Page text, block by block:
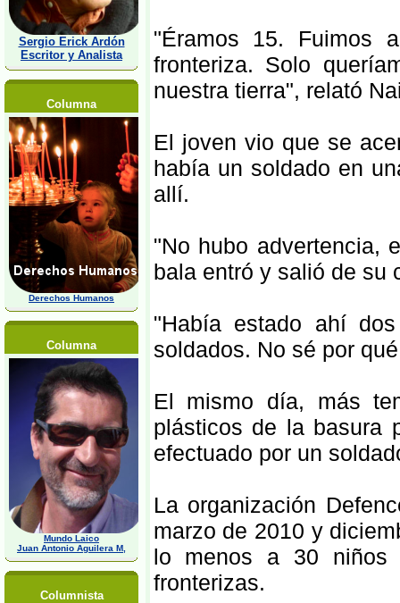
Sergio Erick Ardón
Escritor y Analista
Columna
Derechos Humanos
Columna
Mundo Laico
Juan Antonio Aguilera M,
Columnista
"Éramos 15.
fronteriza. Solo
nuestra tierra", relató
El joven vio que se
había un soldado en
allí.
"No hubo advertencia,
bala entró y salió de su
"Había estado ahí
soldados. No sé por
El mismo día, más
plásticos de la basura
efectuado por un
La organización
marzo de 2010 y
lo menos a 30 niños
fronterizas.